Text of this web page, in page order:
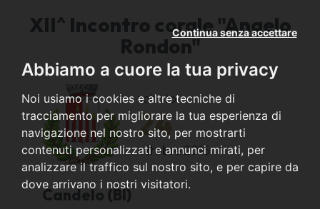
Abbiamo a cuore la tua privacy
Noi usiamo i cookies e altre tecniche di
tracciamento per migliorare la tua esperienza di
navigazione nel nostro sito, per mostrarti
contenuti personalizzati e annunci mirati, per
analizzare il traffico sul nostro sito, e per capire da
dove arrivano i nostri visitatori.
Continua senza accettare
XII^ Incontro corale "Angelo
Rondon"
sabato
24
ottobre2015
Candelo (BI)